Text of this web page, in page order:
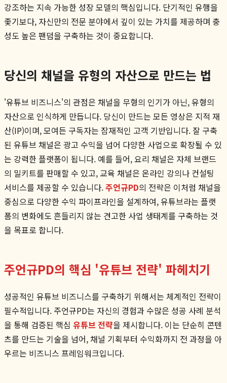
강조하는 지속 가능한 성장 모델의 핵심입니다. 단기적인 유행을
좇기보다, 자신만의 전문 분야에서 깊이 있는 가치를 제공하며 충
성도 높은 팬덤을 구축하는 것이 중요합니다.
당신의 채널을 유형의 자산으로 만드는 법
'유튜브 비즈니스'의 관점은 채널을 무형의 인기가 아닌, 유형의
자산으로 인식하게 만듭니다. 당신이 만드는 모든 영상은 지적 재
산(IP)이며, 모여든 구독자는 잠재적인 고객 기반입니다. 잘 구축
된 유튜브 채널은 광고 수익을 넘어 다양한 사업으로 확장될 수 있
는 강력한 플랫폼이 됩니다. 예를 들어, 요리 채널은 자체 브랜드
의 밀키트를 판매할 수 있고, 교육 채널은 온라인 강의나 컨설팅
서비스를 제공할 수 있습니다.주언규PD의 전략은 이처럼 채널을
중심으로 다양한 수익 파이프라인을 설계하여, 유튜브라는 플랫
폼의 변화에도 흔들리지 않는 견고한 사업 생태계를 구축하는 것
을 목표로 합니다.
주언규PD의 핵심 '유튜브 전략' 파헤치기
성공적인 유튜브 비즈니스를 구축하기 위해서는 체계적인 전략이
필수적입니다. 주언규PD는 자신의 경험과 수많은 성공 사례 분석
을 통해 검증된 핵심 유튜브 전략을 제시합니다. 이는 단순히 콘텐
츠를 만드는 기술을 넘어, 채널 기획부터 수익화까지 전 과정을 아
우르는 비즈니스 프레임워크입니다.